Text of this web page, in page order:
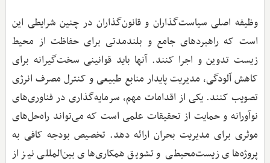
وظیفه اصلی سیاست‌گذاران و قانون‌گذاران در چنین شرایطی این
است که راهبردهای جامع و بلندمدتی برای حفاظت از محیط‌
زیست تدوین و اجرا کنند. آنها باید قوانینی سخت‌گیرانه برای
کاهش آلودگی، مدیریت پایدار منابع طبیعی و کنترل مصرف انرژی
تصویب کنند. یکی از اقدامات مهم، سرمایه‌گذاری در فناوری‌های
نوآورانه و حمایت از تحقیقات علمی است که می‌تواند راه‌حل‌های
موثری برای مدیریت بحران ارائه دهد. تخصیص بودجه کافی به
پروژه‌های زیست‌محیطی و تشویق همکاری‌های بین‌المللی نیز از